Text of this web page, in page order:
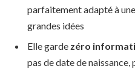
parfaitement adapté à
grandes idées
Elle garde zéro
pas de date de